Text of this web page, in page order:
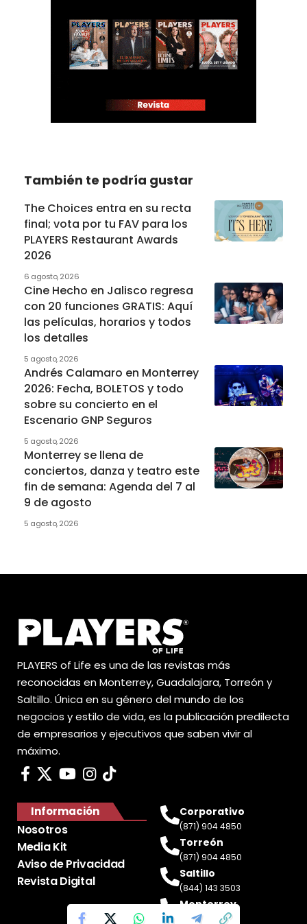
También te podría gustar
The Choices entra en su recta
final; vota por tu FAV para los
PLAYERS Restaurant Awards
2026
6 agosto, 2026
Cine Hecho en Jalisco regresa
con 20 funciones GRATIS: Aquí
las películas, horarios y todos
los detalles
5 agosto, 2026
Andrés Calamaro en Monterrey
2026: Fecha, BOLETOS y todo
sobre su concierto en el
Escenario GNP Seguros
5 agosto, 2026
Monterrey se llena de
conciertos, danza y teatro este
fin de semana: Agenda del 7 al
9 de agosto
5 agosto, 2026
PLAYERS of Life es una de las revistas más
reconocidas en Monterrey, Guadalajara, Torreón y
Saltillo. Única en su género del mundo de los
negocios y estilo de vida, es la publicación predilecta
de empresarios y ejecutivos que saben vivir al
máximo.
Información
Nosotros
Media Kit
Aviso de Privacidad
Revista Digital
Corporativo
(871) 904 4850
Torreón
(871) 904 4850
Saltillo
(844) 143 3503
Monterrey
(81) 2188 0412